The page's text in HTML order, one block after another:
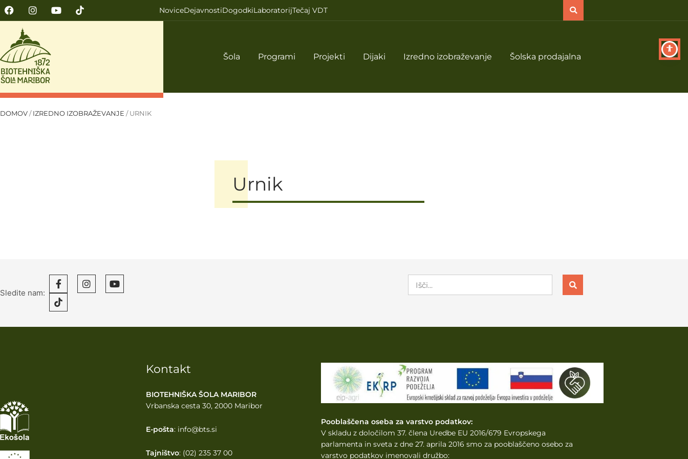
NoviceDejavnostiDogodkiLaboratorijTečaj VDT
Šola Programi Projekti Dijaki Izredno izobraževanje Šolska prodajalna
DOMOV / IZREDNO IZOBRAŽEVANJE / URNIK
Urnik
Sledite nam:
Kontakt
BIOTEHNIŠKA ŠOLA MARIBOR
Vrbanska cesta 30, 2000 Maribor
E-pošta: info@bts.si
Tajništvo: (02) 235 37 00
Pooblaščena oseba za varstvo podatkov:
V skladu z določilom 37. člena Uredbe EU 2016/679 Evropskega
parlamenta in sveta z dne 27. aprila 2016 smo za pooblaščeno osebo za
varstvo podatkov imenovali družbo: